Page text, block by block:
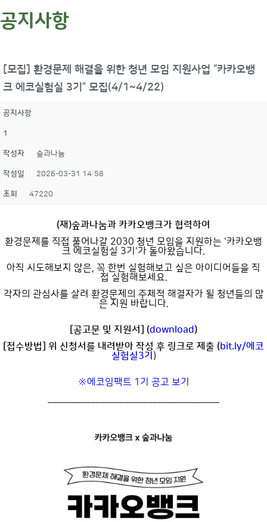
공지사항
[모집] 환경문제 해결을 위한 청년 모임 지원사업 “카카오뱅
크 에코실험실 3기” 모집(4/1~4/22)
공지사항
1
작성자 숲과나눔
작성일 2026-03-31 14:58
조회 47220
(재)숲과나눔과 카카오뱅크가 협력하여
환경문제를 직접 풀어나갈 2030 청년 모임을 지원하는 '카카오뱅
크 에코실험실 3기'가 돌아왔습니다.
아직 시도해보지 않은, 꼭 한번 실험해보고 싶은 아이디어들을 직
접 실험해보세요.
각자의 관심사를 살려 환경문제의 주체적 해결자가 될 청년들의 많
은 지원 바랍니다.
[공고문 및 지원서] (download)
[접수방법] 위 신청서를 내려받아 작성 후 링크로 제출 (bit.ly/에코
실험실3기 )
※에코임팩트 1기 공고 보기